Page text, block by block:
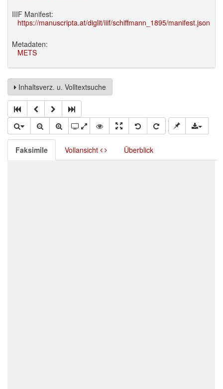
IIIF Manifest:
https://manuscripta.at/diglit/iiif/schiffmann_1895/manifest.json
Metadaten:
METS
Inhaltsverz. u. Volltextsuche
Faksimile Vollansicht Überblick